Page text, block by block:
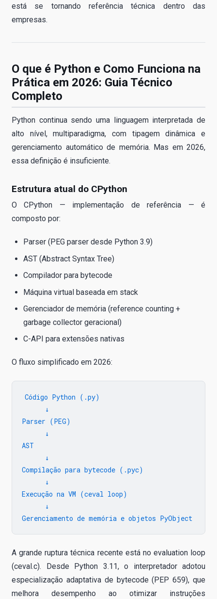
está se tornando referência técnica dentro das
empresas.
O que é Python e Como Funciona na
Prática em 2026: Guia Técnico
Completo
Python continua sendo uma linguagem interpretada de
alto nível, multiparadigma, com tipagem dinâmica e
gerenciamento automático de memória. Mas em 2026,
essa definição é insuficiente.
Estrutura atual do CPython
O CPython — implementação de referência — é
composto por:
Parser (PEG parser desde Python 3.9)
AST (Abstract Syntax Tree)
Compilador para bytecode
Máquina virtual baseada em stack
Gerenciador de memória (reference counting +
garbage collector geracional)
C-API para extensões nativas
O fluxo simplificado em 2026:
Código Python (.py)
      ↓
Parser (PEG)
      ↓
AST
      ↓
Compilação para bytecode (.pyc)
      ↓
Execução na VM (ceval loop)
      ↓
A grande ruptura técnica recente está no evaluation loop
(ceval.c). Desde Python 3.11, o interpretador adotou
especialização adaptativa de bytecode (PEP 659), que
melhora desempenho ao otimizar instruções